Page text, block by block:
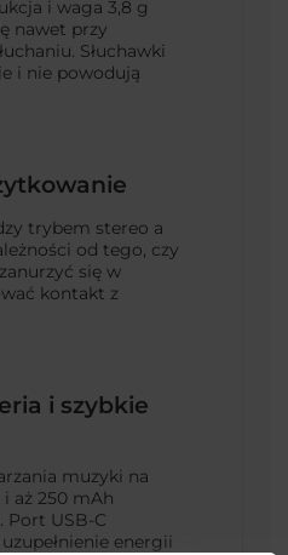
i waga 3,8 g
nawet przy
Słuchawki
i nie powodują
trybem stereo a
od tego, czy
się w
kontakt z
i szybkie
muzyki na
aż 250 mAh
Port USB-C
energii